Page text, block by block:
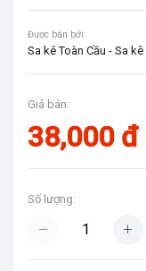
Được bán bởi:
Sa kê Toàn Cầu - Sa
Giá bán:
38,000 đ
Số lượng: